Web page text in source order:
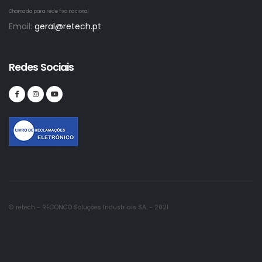
Chamada para rede fixa nacional
Email: geral@retech.pt
Redes Sociais
© retech - RECONCO Soluções Industriais SA. - 2021